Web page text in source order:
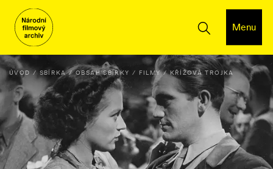
Menu
ÚVOD SBÍRKA OBSAH SBÍRKY FILMY KŘÍŽOVÁ TROJKA